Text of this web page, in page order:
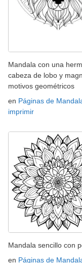
Mandala con una
cabeza de lobo y
motivos geométricos
en Páginas de
imprimir
Mandala sencillo con
en Páginas de